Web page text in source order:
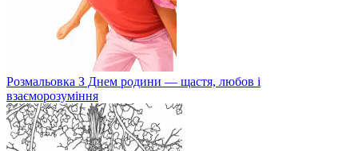
Розмальовка З Днем родини — щастя, любов і
взаєморозуміння